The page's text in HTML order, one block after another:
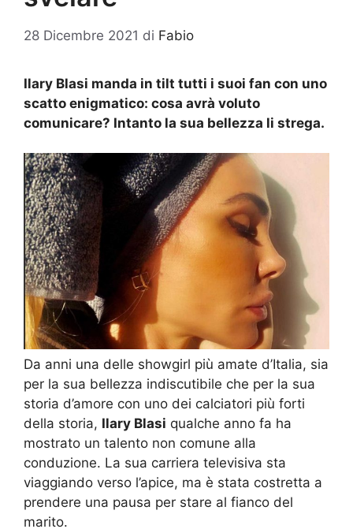
28 Dicembre 2021 di Fabio
Ilary Blasi manda in tilt tutti i suoi fan con uno
scatto enigmatico: cosa avrà voluto
comunicare? Intanto la sua bellezza li strega.
Da anni una delle showgirl più amate d’Italia, sia
per la sua bellezza indiscutibile che per la sua
storia d’amore con uno dei calciatori più forti
della storia, Ilary Blasi qualche anno fa ha
mostrato un talento non comune alla
conduzione. La sua carriera televisiva sta
viaggiando verso l’apice, ma è stata costretta a
prendere una pausa per stare al fianco del
marito.